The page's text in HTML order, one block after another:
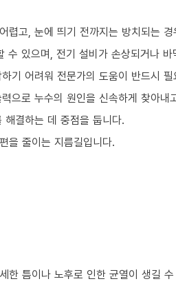
렵고, 눈에 띄기 전까지는 방치되는
수 있으며, 전기 설비가 손상되거나
기 어려워 전문가의 도움이 반드시 필
으로 누수의 원인을 신속하게 찾아내
결하는 데 중점을 둡니다.
을 줄이는 지름길입니다.
한 틈이나 노후로 인한 균열이 생길